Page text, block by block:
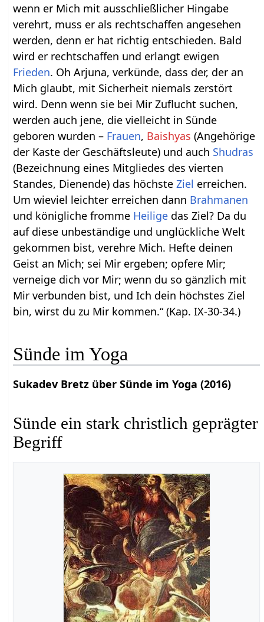
wenn er Mich mit ausschließlicher Hingabe
verehrt, muss er als rechtschaffen angesehen
werden, denn er hat richtig entschieden. Bald
wird er rechtschaffen und erlangt ewigen
Frieden. Oh Arjuna, verkünde, dass der, der an
Mich glaubt, mit Sicherheit niemals zerstört
wird. Denn wenn sie bei Mir Zuflucht suchen,
werden auch jene, die vielleicht in Sünde
geboren wurden – Frauen, Baishyas (Angehörige
der Kaste der Geschäftsleute) und auch Shudras
(Bezeichnung eines Mitgliedes des vierten
Standes, Dienende) das höchsteZiel erreichen.
Um wieviel leichter erreichen dann Brahmanen
und königliche fromme Heilige das Ziel? Da du
auf diese unbeständige und unglückliche Welt
gekommen bist, verehre Mich. Hefte deinen
Geist an Mich; sei Mir ergeben; opfere Mir;
verneige dich vor Mir; wenn du so gänzlich mit
Mir verbunden bist, und Ich dein höchstes Ziel
bin, wirst du zu Mir kommen.“ (Kap. IX-30-34.)
Sünde im Yoga
Sukadev Bretz über Sünde im Yoga (2016)
Sünde ein stark christlich geprägter
Begriff